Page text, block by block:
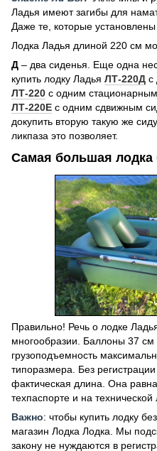
Ладья имеют загибы для
Даже те, которые
Лодка Ладья длиной 220 см
Д – два сиденья. Еще одна
купить лодку Ладья ЛТ-220Д с
ЛТ-220 с одним
ЛТ-220Е с одним сдвижным
докупить вторую такую же
ликпаза это позволяет.
Самая большая лодка
Правильно! Речь о лодке
многообразии. Баллоны 37
грузоподъемность
типоразмера. Без
фактическая длина. Она
техпаспорте и на технической
Важно: чтобы купить лодку
магазин Лодка Лодка. Мы
закону не нуждаются в